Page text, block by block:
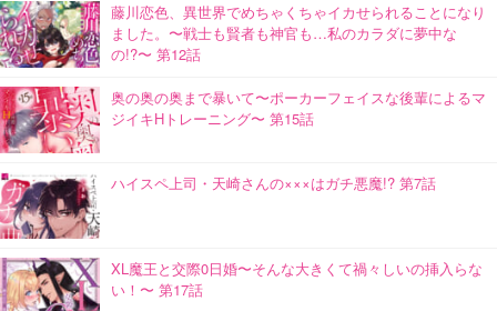
藤川恋色、異世界でめちゃくちゃイカせられることになり
ました。〜戦士も賢者も神官も…私のカラダに夢中な
の!?〜 第12話
奥の奥の奥まで暴いて〜ポーカーフェイスな後輩によるマ
ジイキHトレーニング〜 第15話
ハイスペ上司・天崎さんの×××はガチ悪魔!? 第7話
XL魔王と交際0日婚〜そんな大きくて禍々しいの挿入らな
い！〜 第17話